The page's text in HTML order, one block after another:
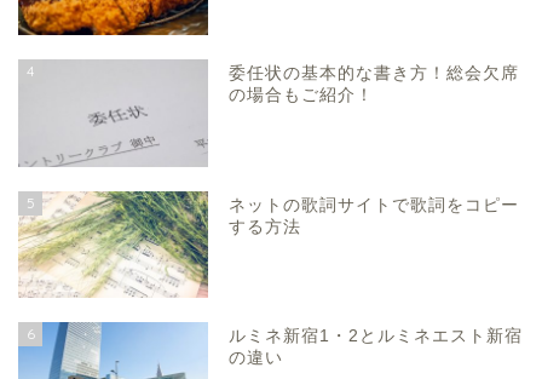
4
委任状の基本的な書き方！総会欠席
の場合もご紹介！
5
ネットの歌詞サイトで歌詞をコピー
する方法
6
ルミネ新宿1・2とルミネエスト新宿
の違い